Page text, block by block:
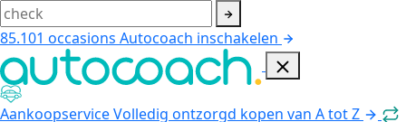
85.101 occasions Autocoach inschakelen
AankoopserviceVolledig ontzorgd kopen van A tot Z